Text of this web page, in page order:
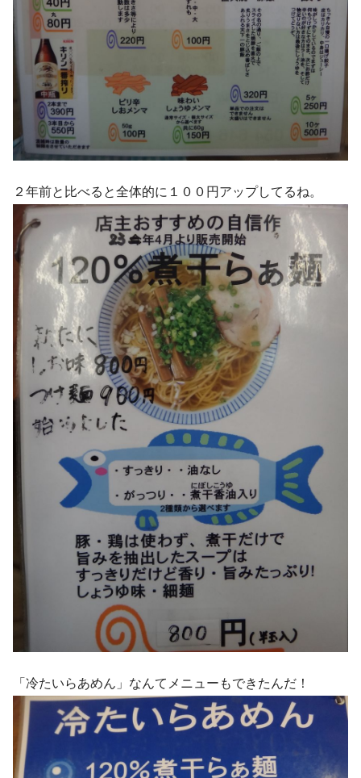
２年前と比べると全体的に１００円アップしてるね。
「冷たいらあめん」なんてメニューもできたんだ！